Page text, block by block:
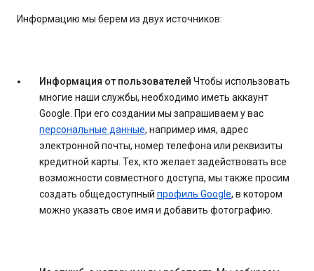
Информацию мы берем из двух источников:
Информация от пользователей Чтобы использовать
многие наши службы, необходимо иметь аккаунт
Google. При его создании мы запрашиваем у вас
персональные данные, например имя, адрес
электронной почты, номер телефона или реквизиты
кредитной карты. Тех, кто желает задействовать все
возможности совместного доступа, мы также просим
создать общедоступный профиль Google, в котором
можно указать свое имя и добавить фотографию.